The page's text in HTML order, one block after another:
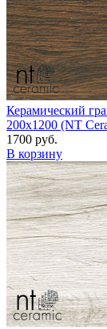
Керамический
200x1200 (NT
1700 руб.
В корзину